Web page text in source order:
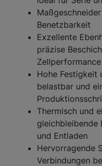
Benetzbarkeit
Exzellente
präzise
Zellperformance
Hohe Festigkeit
belastbar und
Thermisch und
gleichbleibende
und Entladen
Hervorragende
Verbindungen